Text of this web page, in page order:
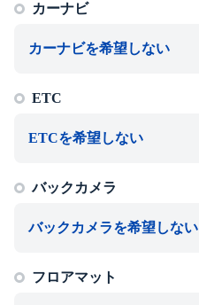
カーナビ
カーナビを希望しない
ETC
ETCを希望しない
バックカメラ
バックカメラを希望しない
フロアマット